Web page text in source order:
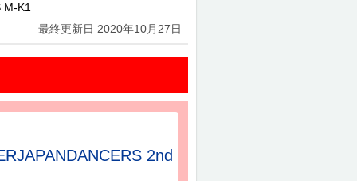
M-K1
最終更新日 2020年10月27日
2nd